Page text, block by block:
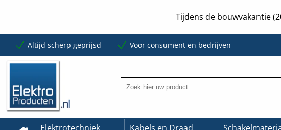
Tijdens de bouwvakantie
Altijd scherp geprijsd Voor consument en bedrijven